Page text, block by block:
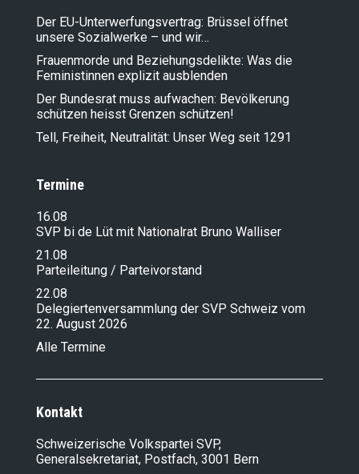
Der EU-Unterwerfungsvertrag: Brüssel öffnet
unsere Sozialwerke – und wir…
Frauenmorde und Beziehungsdelikte: Was die
Feministinnen explizit ausblenden
Der Bundesrat muss aufwachen: Bevölkerung
schützen heisst Grenzen schützen!
Tell, Freiheit, Neutralität: Unser Weg seit 1291
Termine
16.08
SVP bi de Lüt mit Nationalrat Bruno Walliser
21.08
Parteileitung / Parteivorstand
22.08
Delegiertenversammlung der SVP Schweiz vom
22. August 2026
Alle Termine
Kontakt
Schweizerische Volkspartei SVP,
Generalsekretariat, Postfach, 3001 Bern